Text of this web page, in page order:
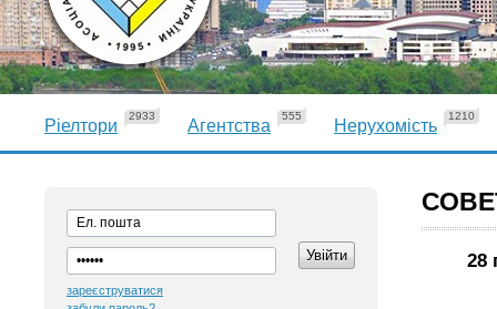
Ріелтори
2933
Агентства
555
Нерухомість
1210
зареєструватися
28